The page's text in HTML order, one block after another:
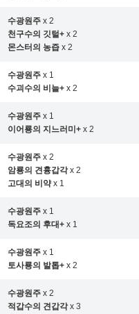
수광원주 x 2
천구수의 깃털+ x 2
몬스터의 농즙 x 2
수광원주 x 1
수괴수의 비늘+ x 2
수광원주 x 1
이어룡의 지느러미+ x 2
수광원주 x 2
암룡의 견흉갑각x 2
고대의 비약x 1
수광원주 x 1
독요조의 후대+ x 1
수광원주 x 1
토사룡의 발톱+ x 2
수광원주 x 2
적갑수의 견갑각x 3